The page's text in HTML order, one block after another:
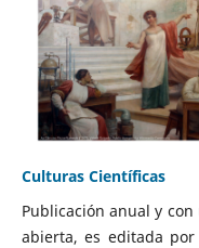
Culturas Científicas
Publicación anual y
abierta, es editada